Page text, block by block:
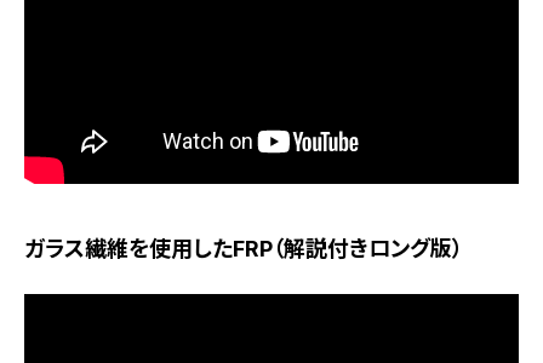
ガラス繊維を使用したFRP（解説付きロング版）